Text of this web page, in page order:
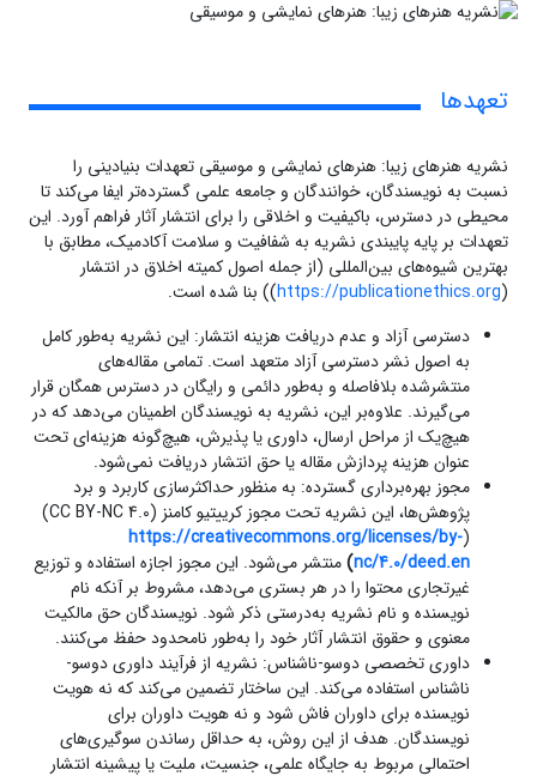
تعهدها
نشریه هنرهای زیبا: هنرهای نمایشی و موسیقی تعهدات بنیادینی را
نسبت به نویسندگان، خوانندگان و جامعه علمی گسترده‌تر ایفا می‌کند تا
محیطی در دسترس، باکیفیت و اخلاقی را برای انتشار آثار فراهم آورد. این
تعهدات بر پایه پایبندی نشریه به شفافیت و سلامت آکادمیک، مطابق با
بهترین شیوه‌های بین‌المللی (از جمله اصول کمیته اخلاق در انتشار
(
https://publicationethics.org)) بنا شده است.
دسترسی آزاد و عدم دریافت هزینه انتشار: این نشریه به‌طور کامل
به اصول نشر دسترسی آزاد متعهد است. تمامی مقاله‌های
منتشرشده بلافاصله و به‌طور دائمی و رایگان در دسترس همگان قرار
می‌گیرند. علاوه‌بر این، نشریه به نویسندگان اطمینان می‌دهد که در
هیچ‌یک از مراحل ارسال، داوری یا پذیرش، هیچ‌گونه هزینه‌ای تحت
عنوان هزینه پردازش مقاله یا حق انتشار دریافت نمی‌شود.
مجوز بهره‌برداری گسترده: به منظور حداکثرسازی کاربرد و برد
پژوهش‌ها، این نشریه تحت مجوز کرییتیو کامنز (CC BY-NC 4.0)
(
https://creativecommons.org/licenses/by-
nc/4.0/deed.en
)منتشر می‌شود. این مجوز اجازه استفاده و توزیع
غیرتجاری محتوا را در هر بستری می‌دهد، مشروط بر آنکه نام
نویسنده و نام نشریه به‌درستی ذکر شود. نویسندگان حق مالکیت
معنوی و حقوق انتشار آثار خود را به‌طور نامحدود حفظ می‌کنند.
داوری تخصصی دوسو-ناشناس: نشریه از فرآیند داوری دوسو-
ناشناس استفاده می‌کند. این ساختار تضمین می‌کند که نه هویت
نویسنده برای داوران فاش شود و نه هویت داوران برای
نویسندگان. هدف از این روش، به حداقل رساندن سوگیری‌های
احتمالی مربوط به جایگاه علمی، جنسیت، ملیت یا پیشینه انتشار